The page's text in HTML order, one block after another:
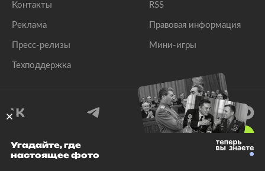
Контакты
Реклама
Пресс-релизы
Техподдержка
RSS
Правовая информация
Мини-игры
© 1999–2026 Все права защищены.
Угадайте, где
настоящее фото